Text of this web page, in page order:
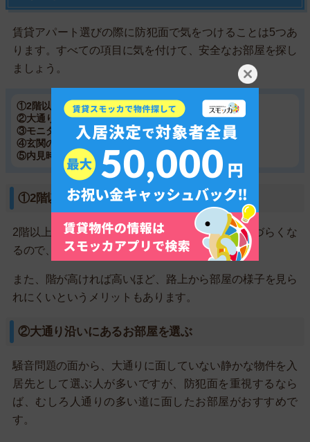
賃貸アパート選びの際に防犯面で気をつけることは5つあ
ります。すべての項目に気を付けて、安全なお部屋を探し
ましょう。
①2階以上のお部屋を選ぶ
②大通り沿いにあるお部屋を選ぶ
③モニター付インターホンのお部屋を選ぶ
④玄関の鍵がディンプルキーの部屋を選ぶ
⑤内見時に共用部が荒れていないかチェックする
①2階以上のお部屋を選ぶ
2階以上のお部屋はベランダや窓からの侵入がしづらくな
るので、1階よりも防犯性が高くなります。
また、階が高ければ高いほど、路上から部屋の様子を見ら
れにくいというメリットもあります。
②大通り沿いにあるお部屋を選ぶ
騒音問題の面から、大通りに面していない静かな物件を入
居先として選ぶ人が多いですが、防犯面を重視するなら
ば、むしろ人通りの多い道に面したお部屋がおすすめで
す。